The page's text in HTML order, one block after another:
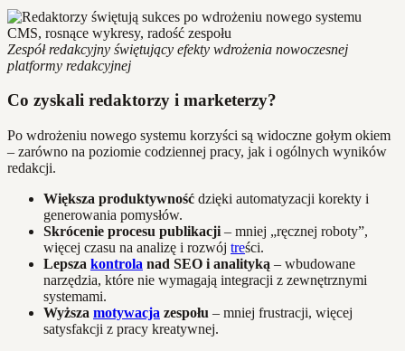
Zespół redakcyjny świętujący efekty wdrożenia nowoczesnej
platformy redakcyjnej
Co zyskali redaktorzy i marketerzy?
Po wdrożeniu nowego systemu korzyści są widoczne gołym okiem
– zarówno na poziomie codziennej pracy, jak i ogólnych wyników
redakcji.
Większa produktywność dzięki automatyzacji korekty i
generowania pomysłów.
Skrócenie procesu publikacji – mniej „ręcznej roboty”,
więcej czasu na analizę i rozwój treści.
Lepsza kontrola nad SEO i analityką – wbudowane
narzędzia, które nie wymagają integracji z zewnętrznymi
systemami.
Wyższa motywacja zespołu – mniej frustracji, więcej
satysfakcji z pracy kreatywnej.